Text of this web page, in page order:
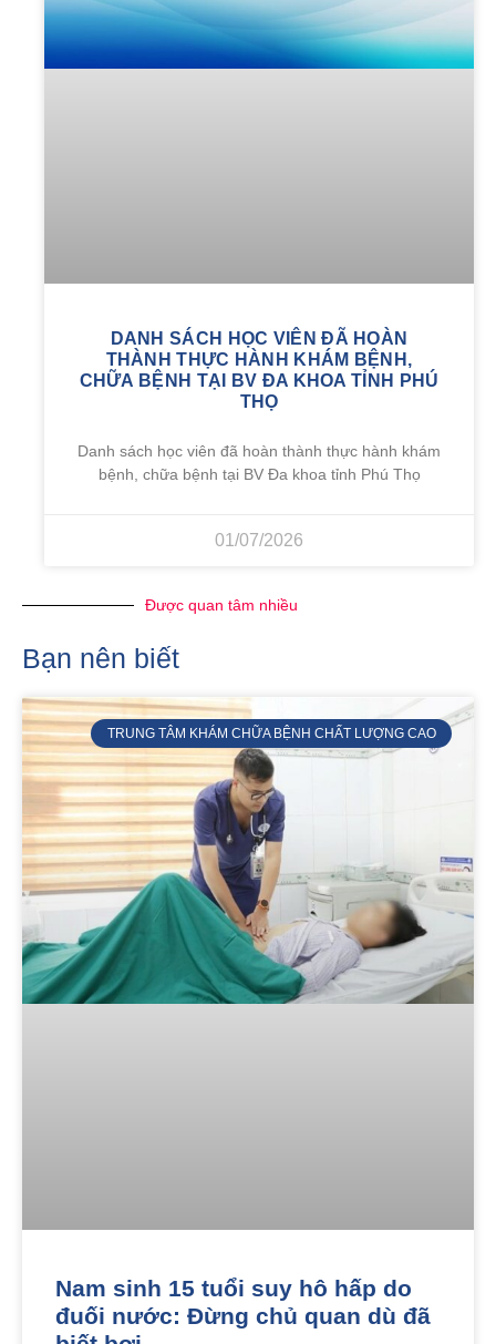
DANH SÁCH HỌC VIÊN ĐÃ HOÀN
THÀNH THỰC HÀNH KHÁM BỆNH,
CHỮA BỆNH TẠI BV ĐA KHOA TỈNH PHÚ
THỌ
Danh sách học viên đã hoàn thành thực hành khám
bệnh, chữa bệnh tại BV Đa khoa tỉnh Phú Thọ
01/07/2026
Được quan tâm nhiều
Bạn nên biết
TRUNG TÂM KHÁM CHỮA BỆNH CHẤT LƯỢNG CAO
Nam sinh 15 tuổi suy hô hấp do
đuối nước: Đừng chủ quan dù đã